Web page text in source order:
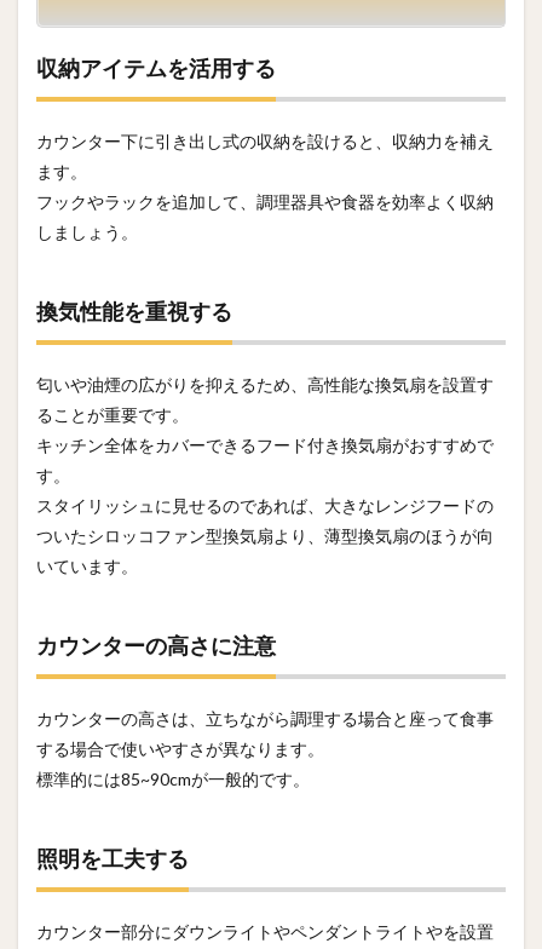
収納アイテムを活用する
カウンター下に引き出し式の収納を設けると、収納力を補え
ます。
フックやラックを追加して、調理器具や食器を効率よく収納
しましょう。
換気性能を重視する
匂いや油煙の広がりを抑えるため、高性能な換気扇を設置す
ることが重要です。
キッチン全体をカバーできるフード付き換気扇がおすすめで
す。
スタイリッシュに見せるのであれば、大きなレンジフードの
ついたシロッコファン型換気扇より、薄型換気扇のほうが向
いています。
カウンターの高さに注意
カウンターの高さは、立ちながら調理する場合と座って食事
する場合で使いやすさが異なります。
標準的には85~90cmが一般的です。
照明を工夫する
カウンター部分にダウンライトやペンダントライトやを設置